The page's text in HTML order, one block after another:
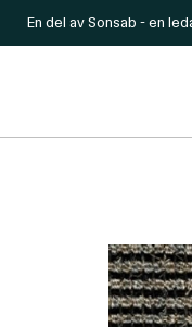
En del av Sonsab - en